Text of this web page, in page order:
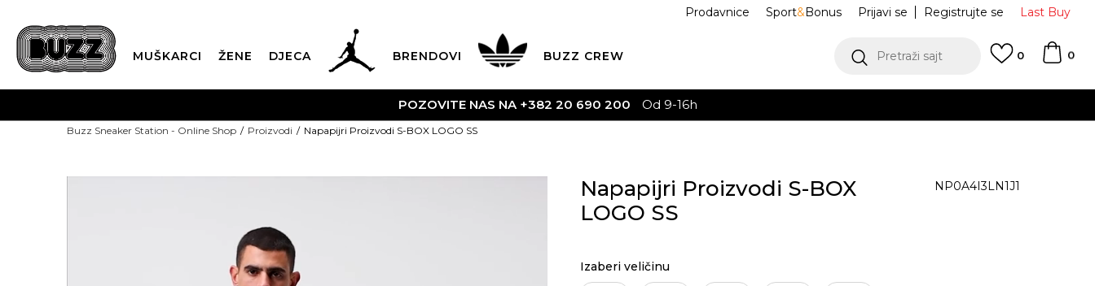
Last Buy
Prijavi se Registrujte se
Prodavnice Sport&Bonus
MUŠKARCI ŽENE DJECA BRENDOVI BUZZ CREW Pretraži sajt 0
0
Buzz Sneaker Station - Online Shop Proizvodi Napapijri Proizvodi S-BOX LOGO SS
Napapijri Proizvodi S-BOX
LOGO SS
NP0A4I3LN1J1
Izaberi veličinu